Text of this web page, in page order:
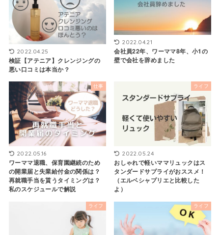
2022.04.25
検証【アテニア】クレンジングの
悪い口コミは本当か？
2022.04.21
会社員22年、ワーママ8年、小1の
壁で会社を辞めました
仕事
2022.05.16
ワーママ退職、保育園継続のため
の開業届と失業給付金の関係は？
再就職手当を貰うタイミングは？
私のスケジュールで解説
ライフ
2022.05.24
おしゃれで軽いママリュックはス
タンダードサプライがおススメ！
（エルベシャプリエと比較した
よ）
ライフ ライフ